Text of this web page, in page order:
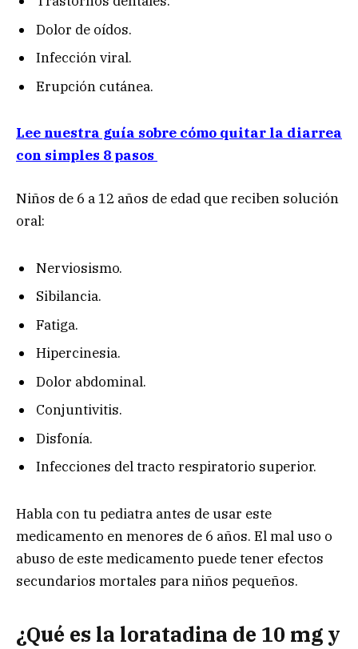
Dolor de oídos.
Infección viral.
Erupción cutánea.
Lee nuestra guía sobre cómo quitar la diarrea
con simples 8 pasos
Niños de 6 a 12 años de edad que reciben solución
oral:
Nerviosismo.
Sibilancia.
Fatiga.
Hipercinesia.
Dolor abdominal.
Conjuntivitis.
Disfonía.
Infecciones del tracto respiratorio superior.
Habla con tu pediatra antes de usar este
medicamento en menores de 6 años. El mal uso o
abuso de este medicamento puede tener efectos
secundarios mortales para niños pequeños.
¿Qué es la loratadina de 10 mg y